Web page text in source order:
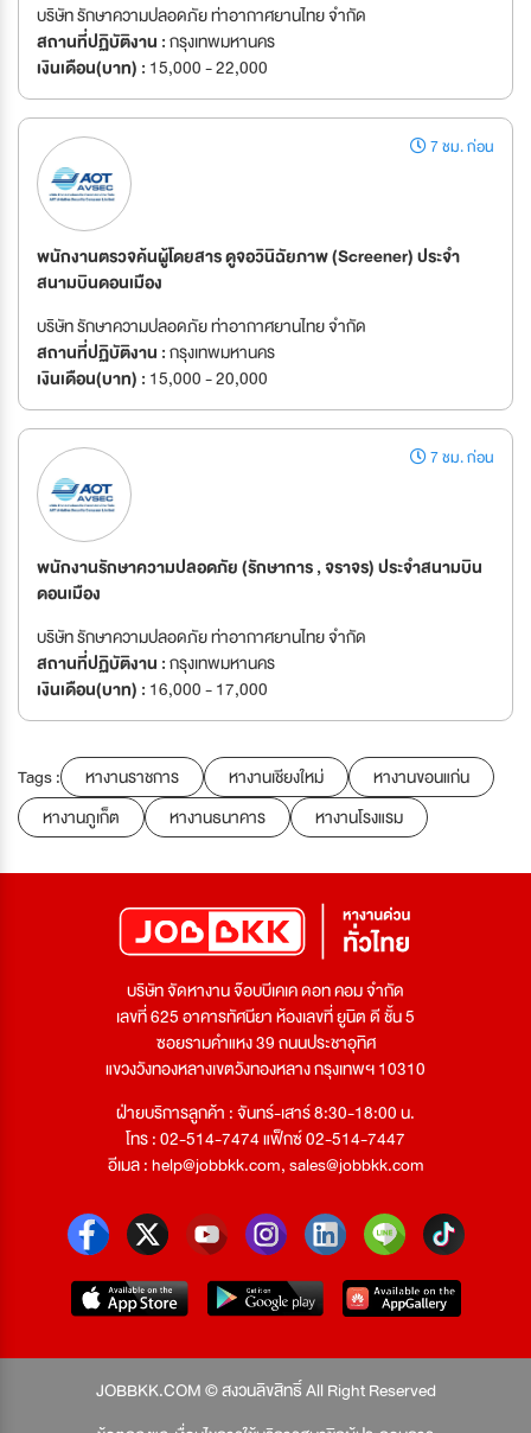
บริษัท รักษาความปลอดภัย ท่าอากาศยานไทย จำกัด
สถานที่ปฏิบัติงาน :กรุงเทพมหานคร
เงินเดือน(บาท) : 15,000 - 22,000
7 ชม. ก่อน
พนักงานตรวจค้นผู้โดยสาร ดูจอวินิฉัยภาพ (Screener) ประจำ
สนามบินดอนเมือง
บริษัท รักษาความปลอดภัย ท่าอากาศยานไทย จำกัด
สถานที่ปฏิบัติงาน :กรุงเทพมหานคร
เงินเดือน(บาท) : 15,000 - 20,000
7 ชม. ก่อน
พนักงานรักษาความปลอดภัย (รักษาการ , จราจร) ประจำสนามบิน
ดอนเมือง
บริษัท รักษาความปลอดภัย ท่าอากาศยานไทย จำกัด
สถานที่ปฏิบัติงาน :กรุงเทพมหานคร
เงินเดือน(บาท) : 16,000 - 17,000
Tags : หางานราชการ หางานเชียงใหม่
หางานขอนแก่น
หางานภูเก็ต
หางานธนาคาร หางานโรงแรม
บริษัท จัดหางาน จ๊อบบีเคเค ดอท คอม จำกัด
เลขที่ 625 อาคารทัศนียา ห้องเลขที่ ยูนิต ดี ชั้น 5
ซอยรามคำแหง 39 ถนนประชาอุทิศ
แขวงวังทองหลางเขตวังทองหลาง กรุงเทพฯ 10310
ฝ่ายบริการลูกค้า : จันทร์-เสาร์ 8:30-18:00 น.
โทร : 02-514-7474 แฟ็กซ์ 02-514-7447
อีเมล :help@jobbkk.com,sales@jobbkk.com
JOBBKK.COM © สงวนลิขสิทธิ์ All Right Reserved